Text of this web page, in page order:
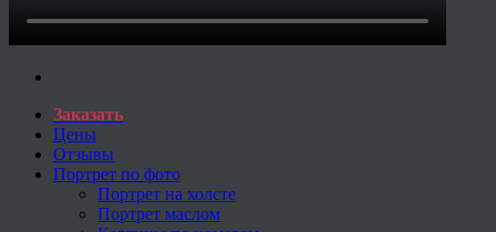
Заказать
Цены
Отзывы
Портрет по фото
Портрет на холсте
Портрет маслом